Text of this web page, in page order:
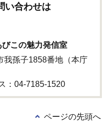
い合わせは
この魅力発信室
孫子1858番地（本庁
：04-7185‐1520
ページの先頭へ